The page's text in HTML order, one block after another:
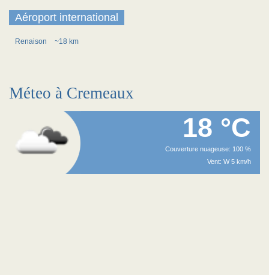
Aéroport international
Renaison ~18 km
Méteo à Cremeaux
18 °C
Couverture nuageuse: 100 %
Vent: W 5 km/h